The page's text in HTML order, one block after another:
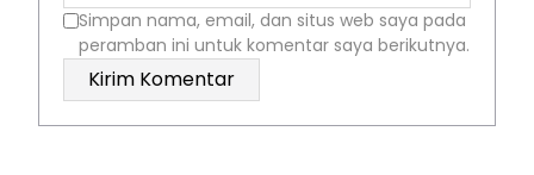
Simpan nama, email, dan situs web saya pada
peramban ini untuk komentar saya berikutnya.